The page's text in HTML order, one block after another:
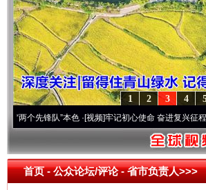
4
3
2
1
先锋队”本色·[视频]牢记初心使命 奋进复兴征程丨宝塔
首页- 公众论坛/评论 -省市负责人>>>